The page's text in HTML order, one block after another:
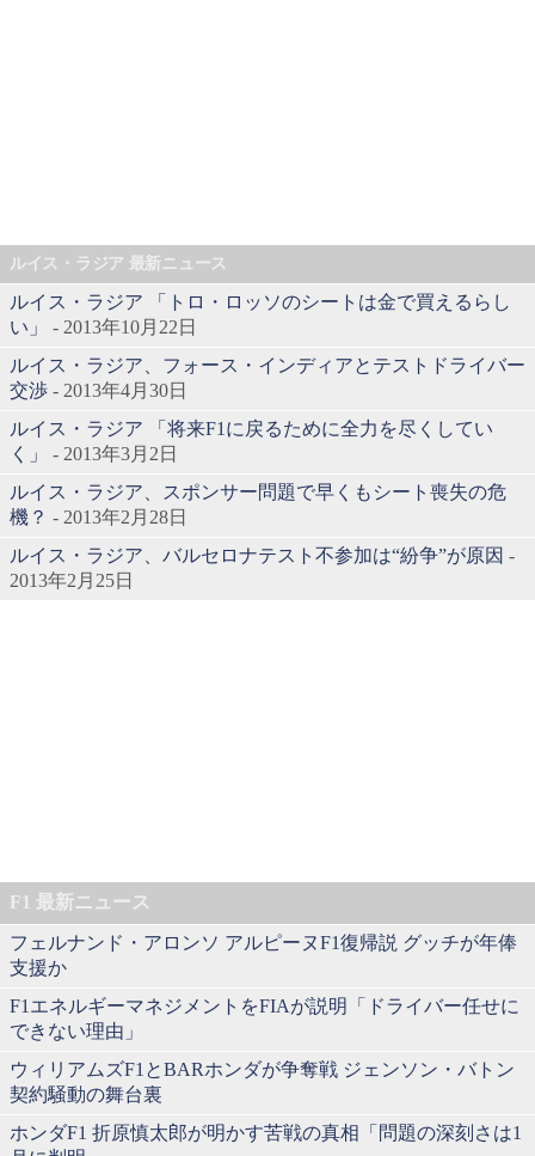
ルイス・ラジア 最新ニュース
ルイス・ラジア 「トロ・ロッソのシートは金で買えるらし
い」
- 2013年10月22日
ルイス・ラジア、フォース・インディアとテストドライバー
交渉 - 2013年4月30日
ルイス・ラジア 「将来F1に戻るために全力を尽くしてい
く」
- 2013年3月2日
ルイス・ラジア、スポンサー問題で早くもシート喪失の危
機？ - 2013年2月28日
ルイス・ラジア、バルセロナテスト不参加は“紛争”が原因 -
2013年2月25日
F1 最新ニュース
フェルナンド・アロンソ アルピーヌF1復帰説 グッチが年俸
支援か
F1エネルギーマネジメントをFIAが説明「ドライバー任せに
できない理由」
ウィリアムズF1とBARホンダが争奪戦 ジェンソン・バトン
契約騒動の舞台裏
ホンダF1 折原慎太郎が明かす苦戦の真相「問題の深刻さは1